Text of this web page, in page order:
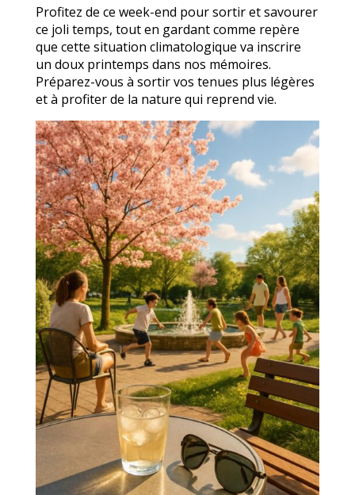
Profitez de ce week-end pour sortir et savourer
ce joli temps, tout en gardant comme repère
que cette situation climatologique va inscrire
un doux printemps dans nos mémoires.
Préparez-vous à sortir vos tenues plus légères
et à profiter de la nature qui reprend vie.